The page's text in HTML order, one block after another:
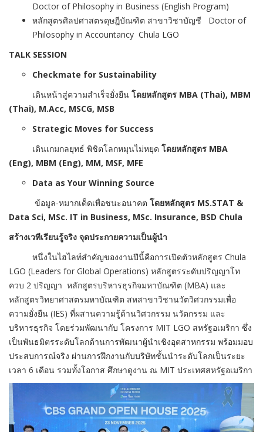
Doctor of Philosophy in Business (English Program)
หลักสูตรศิลปศาสตรดุษฎีบัณฑิต สาขาวิชาบัญชี Doctor of
Philosophy in Accountancy Chula LGO
TALK SESSION
Checkmate for Sustainability
เดินหน้าสู่ความสำเร็จยั่งยืน โดยหลักสูตร MBA (Thai), MBM
(Thai), M.Acc, MSCG, MSB
Strategic Moves for Success
เดินเกมกลยุทธ์ พิชิตโลกหมุนไม่หยุด โดยหลักสูตร MBA
(Eng), MBM (Eng), MM, MSF, MFE
Data as Your Winning Source
ข้อมูล-หมากเด็ดเพื่อชนะอนาคต โดยหลักสูตร MS.STAT &
Data Sci, MSc. IT in Business, MSc. Insurance, BSD Chula
สร้างเวทีเรียนรู้จริง จุดประกายความเป็นผู้นำ
หนึ่งในไฮไลท์สำคัญของงานปีนี้คือการเปิดตัวหลักสูตร Chula
LGO (Leaders for Global Operations) หลักสูตรระดับปริญญาโท
ควบ 2 ปริญญา หลักสูตรบริหารธุรกิจมหาบัณฑิต (MBA) และ
หลักสูตรวิทยาศาสตรมหาบัณฑิต สหสาขาวิชานวัตวิศวกรรมเพื่อ
ความยั่งยืน (IES) ที่ผสานความรู้ด้านวิศวกรรม นวัตกรรม และ
บริหารธุรกิจ โดยร่วมพัฒนากับ โครงการ MIT LGO สหรัฐอเมริกา ซึ่ง
เป็นพันธมิตรระดับโลกด้านการพัฒนาผู้นำเชิงอุตสาหกรรม พร้อมมอบ
ประสบการณ์จริง ผ่านการฝึกงานกับบริษัทชั้นนำระดับโลกเป็นระยะ
เวลา 6 เดือน รวมทั้งโอกาส ศึกษาดูงาน ณ MIT ประเทศสหรัฐอเมริกา